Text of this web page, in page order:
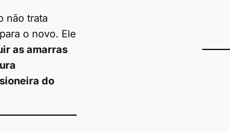
não trata
o novo. Ele
as amarras
do